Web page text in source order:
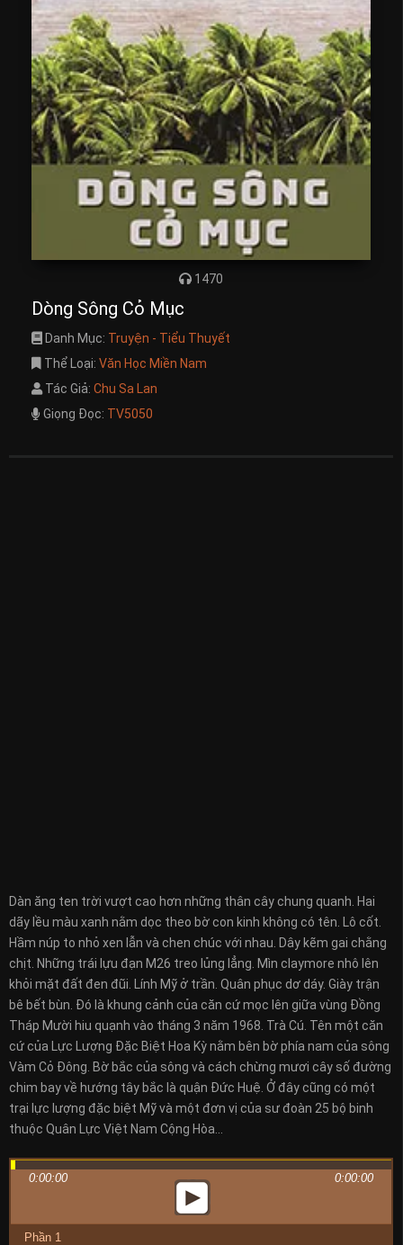
1470
Dòng Sông Cỏ Mục
Danh Mục: Truyện - Tiểu Thuyết
Thể Loại: Văn Học Miền Nam
Tác Giả: Chu Sa Lan
Giọng Đọc: TV5050
Dàn ăng ten trời vượt cao hơn những thân cây chung quanh. Hai
dãy lều màu xanh nằm dọc theo bờ con kinh không có tên. Lô cốt.
Hầm núp to nhỏ xen lẫn và chen chúc với nhau. Dây kẽm gai chằng
chịt. Những trái lựu đạn M26 treo lủng lẳng. Mìn claymore nhô lên
khỏi mặt đất đen đũi. Lính Mỹ ở trần. Quân phục dơ dáy. Giày trận
bê bết bùn. Đó là khung cảnh của căn cứ mọc lên giữa vùng Đồng
Tháp Mười hiu quạnh vào tháng 3 năm 1968. Trà Cú. Tên một căn
cứ của Lực Lượng Đặc Biệt Hoa Kỳ nằm bên bờ phía nam của sông
Vàm Cỏ Đông. Bờ bắc của sông và cách chừng mươi cây số đường
chim bay về hướng tây bắc là quận Đức Huệ. Ở đây cũng có một
trại lực lượng đặc biệt Mỹ và một đơn vị của sư đoàn 25 bộ binh
thuộc Quân Lực Việt Nam Cộng Hòa…
0:00:00 0:00:00
Phần 1